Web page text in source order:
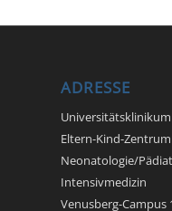
ADRESSE
Eltern-Kind-Zentrum
Neonatologie/
Intensivmedizin
Venusberg-Campus